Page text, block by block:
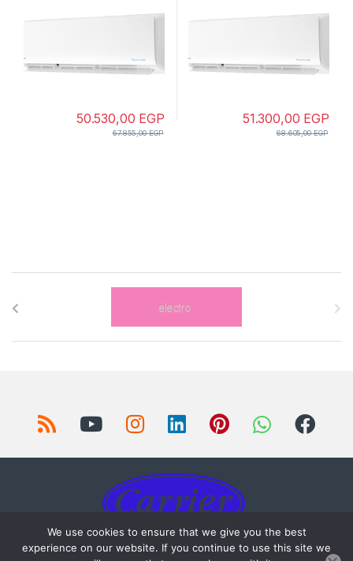
51.300,00 EGP
68.605,00EGP
50.530,00 EGP
67.855,00EGP
We use cookies to ensure that we give you the best
experience on our website. If you continue to use this site we